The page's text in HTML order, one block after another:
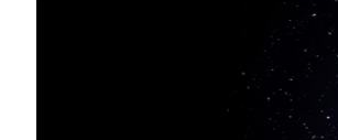
※本発表資料は台湾